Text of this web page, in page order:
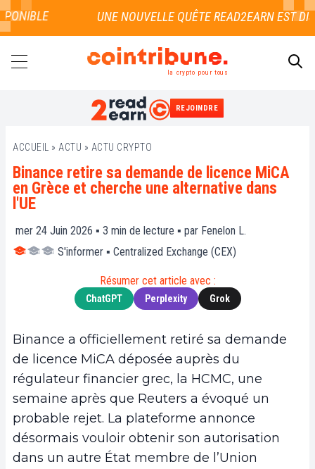
la crypto pour tous
REJOINDRE
ACCUEIL » ACTU » ACTU CRYPTO
Binance retire sa demande de licence MiCA
en Grèce et cherche une alternative dans
l'UE
mer 24 Juin 2026 ▪ 3 min de lecture ▪ par Fenelon L.
S'informer ▪ Centralized Exchange (CEX)
Résumer cet article avec :
ChatGPT Perplexity Grok
Binance a officiellement retiré sa demande
de licence MiCA déposée auprès du
régulateur financier grec, la HCMC, une
semaine après que Reuters a évoqué un
probable rejet. La plateforme annonce
désormais vouloir obtenir son autorisation
dans un autre État membre de l’Union